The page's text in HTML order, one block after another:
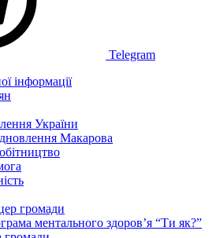
Telegram
інформації
України
Макарова
громади
ментального здоров’я “Ти як?”